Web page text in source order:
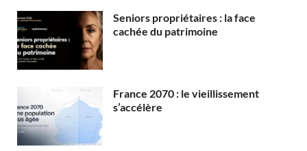
Seniors propriétaires : la face
cachée du patrimoine
France 2070 : le vieillissement
s’accélère